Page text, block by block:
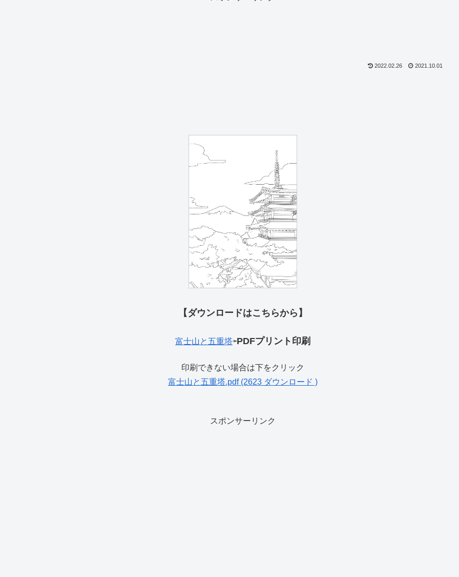
2022.02.26 2021.10.01
【ダウンロードはこちらから】
富士山と五重塔⇦PDFプリント印刷
印刷できない場合は下をクリック
富士山と五重塔.pdf (2623 ダウンロード )
スポンサーリンク